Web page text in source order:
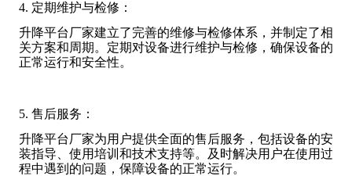
4. 定期维护与检修：
升降平台厂家建立了完善的维修与检修体系，并制定了相
关方案和周期。定期对设备进行维护与检修，确保设备的
正常运行和安全性。
5. 售后服务：
升降平台厂家为用户提供全面的售后服务，包括设备的安
装指导、使用培训和技术支持等。及时解决用户在使用过
程中遇到的问题，保障设备的正常运行。